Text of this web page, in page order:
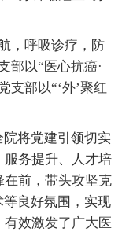
，呼吸诊疗，防
部以“医心抗癌·
支部以“‘外’聚红
将党建引领切实
务提升、人才培
在前，带头攻坚克
良好氛围，实现
效激发了广大医